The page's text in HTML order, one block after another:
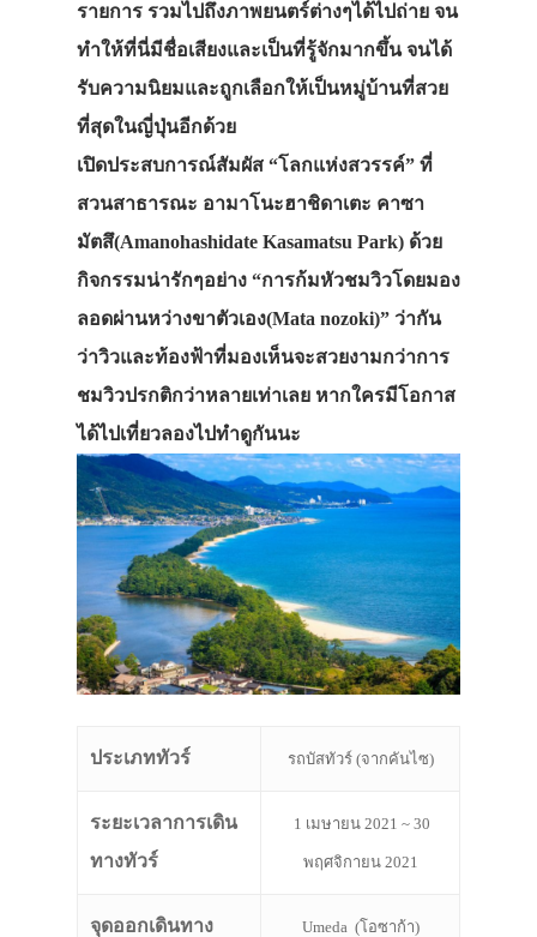
รายการ รวมไปถึงภาพยนตร์ต่างๆได้ไปถ่าย จน
ทำให้ที่นี่มีชื่อเสียงและเป็นที่รู้จักมากขึ้น จนได้
รับความนิยมและถูกเลือกให้เป็นหมู่บ้านที่สวย
ที่สุดในญี่ปุ่นอีกด้วย
เปิดประสบการณ์สัมผัส “โลกแห่งสวรรค์” ที่
สวนสาธารณะ อามาโนะฮาชิดาเตะ คาซา
มัตสึ(Amanohashidate Kasamatsu Park) ด้วย
กิจกรรมน่ารักๆอย่าง “การก้มหัวชมวิวโดยมอง
ลอดผ่านหว่างขาตัวเอง(Mata nozoki)” ว่ากัน
ว่าวิวและท้องฟ้าที่มองเห็นจะสวยงามกว่าการ
ชมวิวปรกติกว่าหลายเท่าเลย หากใครมีโอกาส
ได้ไปเที่ยวลองไปทำดูกันนะ
ประเภททัวร์ รถบัสทัวร์ (จากคันไซ)
ระยะเวลาการเดิน
ทางทัวร์
1 เมษายน 2021 ~ 30
พฤศจิกายน 2021
จุดออกเดินทาง Umeda (โอซาก้า)